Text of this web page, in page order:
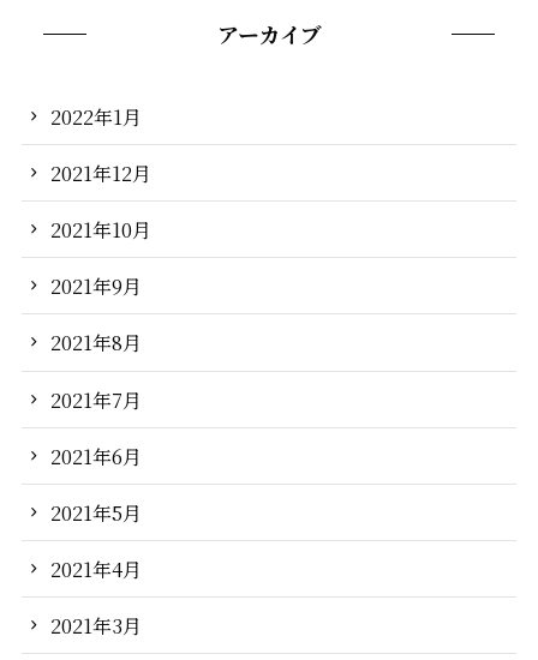
アーカイブ
2022年1月
2021年12月
2021年10月
2021年9月
2021年8月
2021年7月
2021年6月
2021年5月
2021年4月
2021年3月